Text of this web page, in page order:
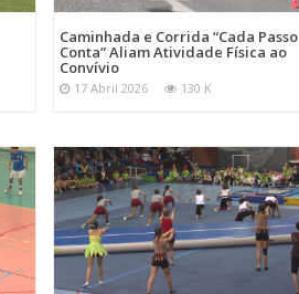
Caminhada e Corrida “Cada Passo
Conta” Aliam Atividade Física ao
Convívio
17 Abril 2026 130 K